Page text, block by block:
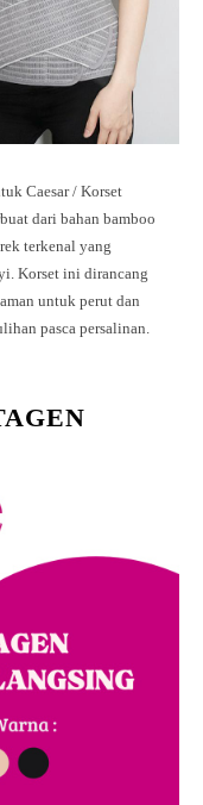
Caesar / Korset
dari bahan bamboo
terkenal yang
Korset ini dirancang
untuk perut dan
pasca persalinan.